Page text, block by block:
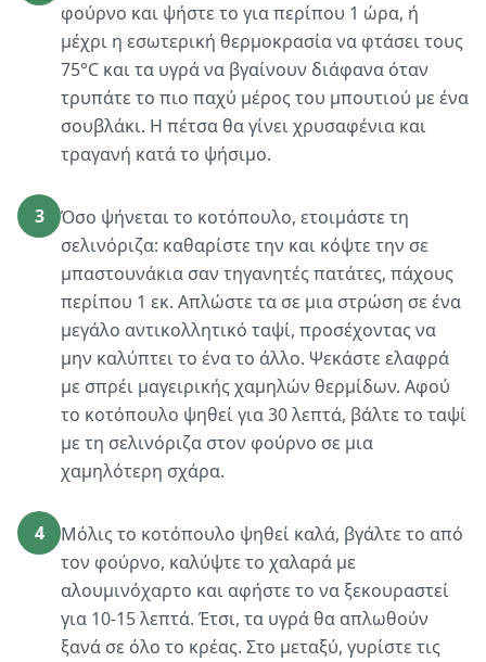
φούρνο και ψήστε το για περίπου 1 ώρα, ή
μέχρι η εσωτερική θερμοκρασία να φτάσει τους
75°C και τα υγρά να βγαίνουν διάφανα όταν
τρυπάτε το πιο παχύ μέρος του μπουτιού με ένα
σουβλάκι. Η πέτσα θα γίνει χρυσαφένια και
τραγανή κατά το ψήσιμο.
3
Όσο ψήνεται το κοτόπουλο, ετοιμάστε τη
σελινόριζα: καθαρίστε την και κόψτε την σε
μπαστουνάκια σαν τηγανητές πατάτες, πάχους
περίπου 1 εκ. Απλώστε τα σε μια στρώση σε ένα
μεγάλο αντικολλητικό ταψί, προσέχοντας να
μην καλύπτει το ένα το άλλο. Ψεκάστε ελαφρά
με σπρέι μαγειρικής χαμηλών θερμίδων. Αφού
το κοτόπουλο ψηθεί για 30 λεπτά, βάλτε το ταψί
με τη σελινόριζα στον φούρνο σε μια
χαμηλότερη σχάρα.
4
Μόλις το κοτόπουλο ψηθεί καλά, βγάλτε το από
τον φούρνο, καλύψτε το χαλαρά με
αλουμινόχαρτο και αφήστε το να ξεκουραστεί
για 10-15 λεπτά. Έτσι, τα υγρά θα απλωθούν
ξανά σε όλο το κρέας. Στο μεταξύ, γυρίστε τις